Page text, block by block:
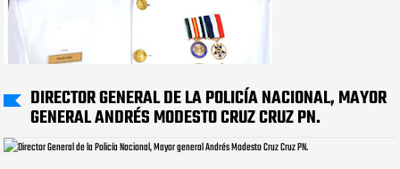
DIRECTOR GENERAL DE LA POLICÍA NACIONAL, MAYOR
GENERAL ANDRÉS MODESTO CRUZ CRUZ PN.